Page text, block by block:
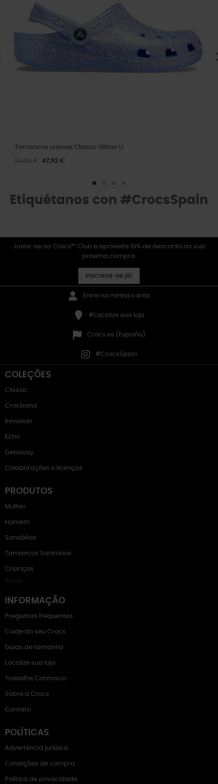
Tamancos unissex Classic Glitter U
59,90 € 47,92 €
Etiquétanos con #CrocsSpain
Junte-se ao Crocs™ Club e aproveite 10% de desconto na sua
próxima compra.
Inscreva-se já!
Entre na minha conta
#Localize sua loja
Crocs.es (España)
#CrocsSpain
COLEÇÕES
Classic
Crocband
Inmotion
Echo
Getaway
Colaborações e licenças
PRODUTOS
Mulher
Homem
Sandálias
Tamancos Sanitários
Crianças
Botas
INFORMAÇÃO
Preguntas frequentes
Cuide do seu Crocs
Guias de tamanho
Localize sua loja
Trabalhe Connosco
Sobre a Crocs
Contato
POLÍTICAS
Advertência jurídica
Condições de compra
Política de privacidade